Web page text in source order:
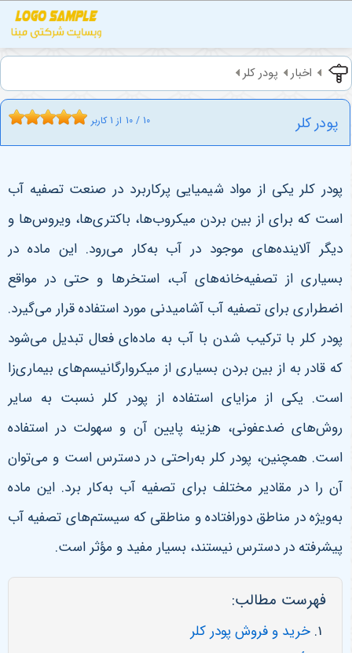
اخبار پودر کلر
پودر کلر 10 / 10 از 1 کاربر
پودر کلر یکی از مواد شیمیایی پرکاربرد در صنعت تصفیه آب
است که برای از بین بردن میکروب‌ها، باکتری‌ها، ویروس‌ها و
دیگر آلاینده‌های موجود در آب به‌کار می‌رود. این ماده در
بسیاری از تصفیه‌خانه‌های آب، استخرها و حتی در مواقع
اضطراری برای تصفیه آب آشامیدنی مورد استفاده قرار می‌گیرد.
پودر کلر با ترکیب شدن با آب به ماده‌ای فعال تبدیل می‌شود
که قادر به از بین بردن بسیاری از میکروارگانیسم‌های بیماری‌زا
است. یکی از مزایای استفاده از پودر کلر نسبت به سایر
روش‌های ضدعفونی، هزینه پایین آن و سهولت در استفاده
است. همچنین، پودر کلر به‌راحتی در دسترس است و می‌توان
آن را در مقادیر مختلف برای تصفیه آب به‌کار برد. این ماده
به‌ویژه در مناطق دورافتاده و مناطقی که سیستم‌های تصفیه آب
پیشرفته در دسترس نیستند، بسیار مفید و مؤثر است.
فهرست مطالب:
خرید و فروش پودر کلر